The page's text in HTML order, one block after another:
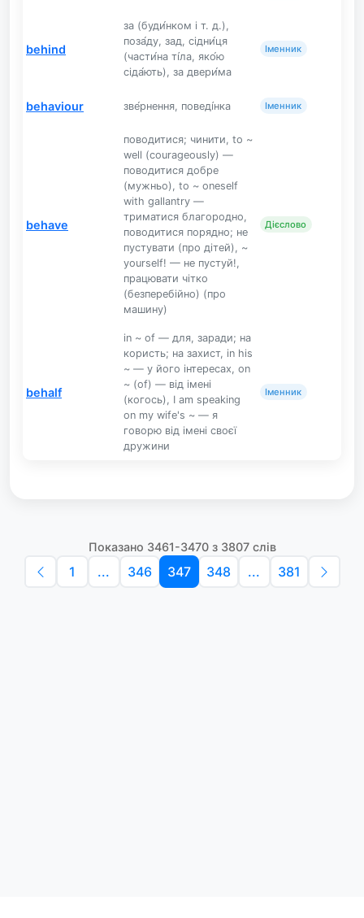
behind
за (буди́нком і т. д.),
поза́ду, зад, сідни́ця
(части́на ті́ла, яко́ю
сіда́ють), за двери́ма
Іменник
behaviour зве́рнення, поведі́нка Іменник
behave
поводитися; чинити, to ~
well (courageously) —
поводитися добре
(мужньо), to ~ oneself
with gallantry —
триматися благородно,
поводитися порядно; не
пустувати (про дітей), ~
yourself! — не пустуй!,
працювати чітко
(безперебійно) (про
машину)
Дієслово
behalf
in ~ of — для, заради; на
користь; на захист, in his
~ — у його інтересах, on
~ (of) — від імені
(когось), I am speaking
on my wife's ~ — я
говорю від імені своєї
дружини
Іменник
Показано 3461-3470 з 3807 слів
1 ... 346 347 348 ... 381